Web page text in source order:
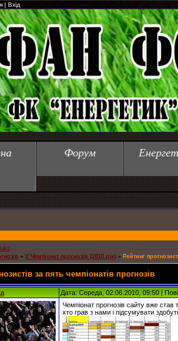
| Вхід
Форум
luka
» V Чемпіонат прогнозів (2010 рік) » Рейтинг
за пять чемпіонатів прогнозів
Дата: Середа, 02.06.2010, 09:50 |
Чемпіонат прогнозів сайту вже
хто грав з нами і підсумувати